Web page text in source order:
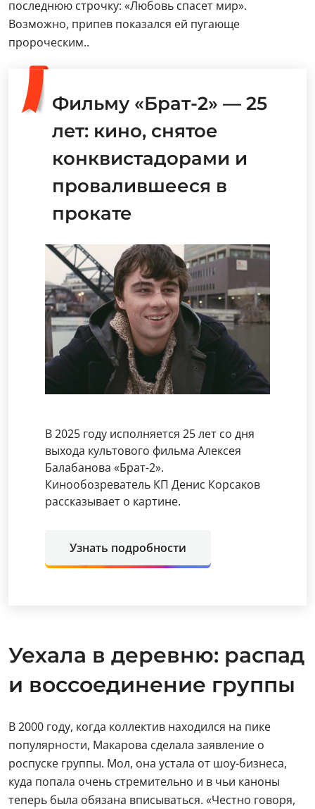
последнюю строчку: «Любовь спасет мир».
Возможно, припев показался ей пугающе
пророческим..
Фильму «Брат-2» — 25
лет: кино, снятое
конквистадорами и
провалившееся в
прокате
В 2025 году исполняется 25 лет со дня
выхода культового фильма Алексея
Балабанова «Брат-2».
Кинообозреватель КП Денис Корсаков
рассказывает о картине.
Узнать подробности
Уехала в деревню: распад
и воссоединение группы
В 2000 году, когда коллектив находился на пике
популярности, Макарова сделала заявление о
роспуске группы. Мол, она устала от шоу-бизнеса,
куда попала очень стремительно и в чьи каноны
теперь была обязана вписываться. «Честно говоря,